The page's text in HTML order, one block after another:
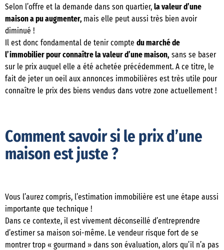
Selon l’offre et la demande dans son quartier, la valeur d’une
maison a pu augmenter, mais elle peut aussi très bien avoir
diminué !
Il est donc fondamental de tenir compte du marché de
l’immobilier pour connaître la valeur d’une maison, sans se baser
sur le prix auquel elle a été achetée précédemment. A ce titre, le
fait de jeter un oeil aux annonces immobilières est très utile pour
connaître le prix des biens vendus dans votre zone actuellement !
Comment savoir si le prix d’une
maison est juste ?
Vous l’aurez compris, l’estimation immobilière est une étape aussi
importante que technique !
Dans ce contexte, il est vivement déconseillé d’entreprendre
d’estimer sa maison soi-même. Le vendeur risque fort de se
montrer trop « gourmand » dans son évaluation, alors qu’il n’a pas